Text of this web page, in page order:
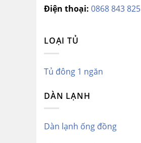
Điện thoại: 0868 843 825
LOẠI TỦ
Tủ đông 1 ngăn
DÀN LẠNH
Dàn lạnh ống đồng